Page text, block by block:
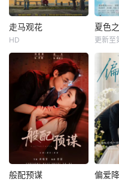
走马观花
HD 更新至
般配预谋 偏爱